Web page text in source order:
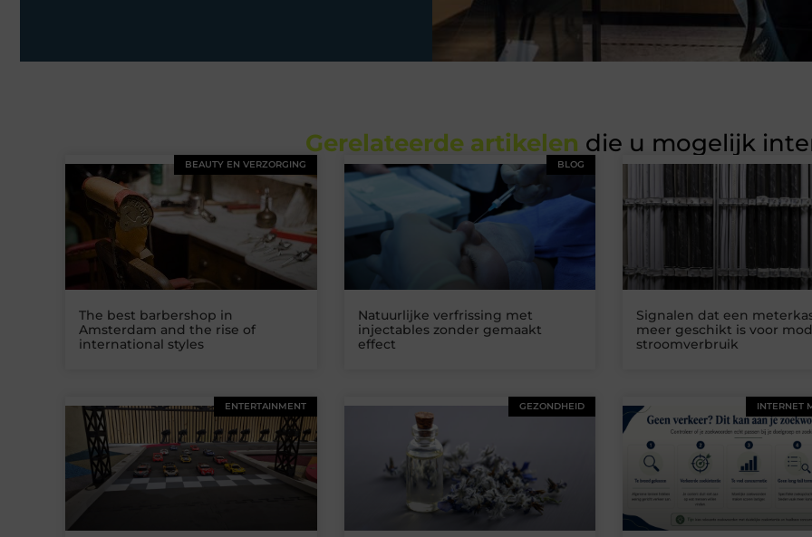
Gerelateerde artikelen die u mogelijk
BEAUTY EN VERZORGING
The best barbershop in
Amsterdam and the rise of
international styles
BLOG
Natuurlijke verfrissing met
injectables zonder gemaakt
effect
Signalen dat een
meer geschikt is voor
stroomverbruik
ENTERTAINMENT GEZONDHEID INTERNET